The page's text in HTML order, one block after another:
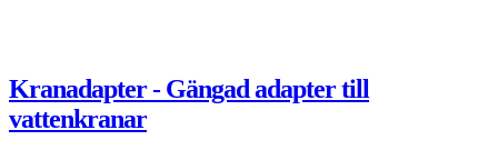
Kranadapter - Gängad adapter till
vattenkranar